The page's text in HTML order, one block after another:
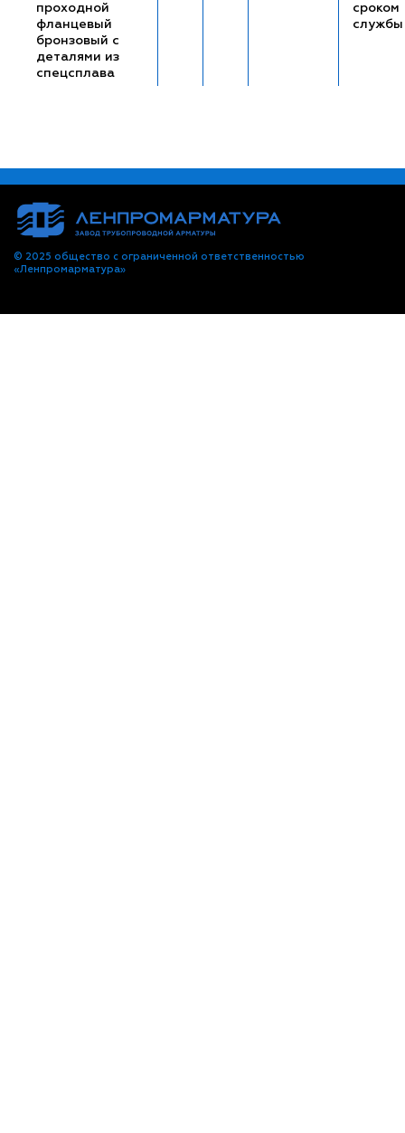
проходной
фланцевый
бронзовый с
деталями из
спецсплава
сроком
службы
© 2025 общество с ограниченной ответственностью
«Ленпромарматура»